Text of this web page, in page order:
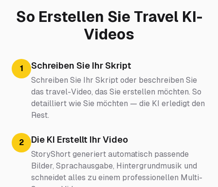
So Erstellen Sie Travel KI-
Videos
1 Schreiben Sie Ihr Skript
Schreiben Sie Ihr Skript oder beschreiben Sie
das travel-Video, das Sie erstellen möchten. So
detailliert wie Sie möchten — die KI erledigt den
Rest.
2 Die KI Erstellt Ihr Video
StoryShort generiert automatisch passende
Bilder, Sprachausgabe, Hintergrundmusik und
schneidet alles zu einem professionellen Multi-